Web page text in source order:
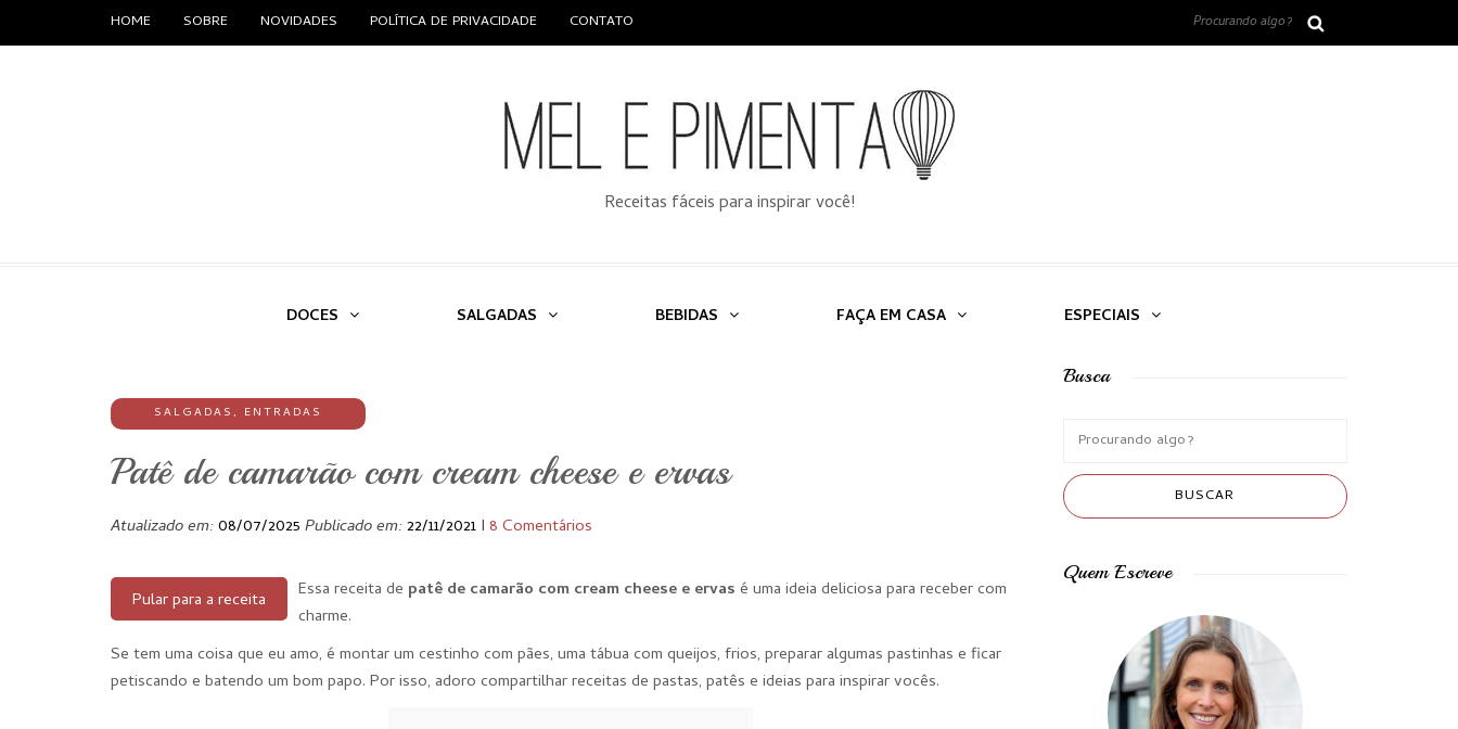
HOME SOBRE NOVIDADES POLÍTICA DE PRIVACIDADE CONTATO
Receitas fáceis para inspirar você!
DOCES SALGADAS BEBIDAS FAÇA EM CASA ESPECIAIS
SALGADAS, ENTRADAS
Patê de camarão com cream cheese e ervas
Atualizado em:08/07/2025 Publicado em:22/11/2021 I 8 Comentários
Pular para a receita Essa receita de patê de camarão com cream cheese e ervas é uma ideia deliciosa para receber com
charme.
Se tem uma coisa que eu amo, é montar um cestinho com pães, uma tábua com queijos, frios, preparar algumas pastinhas e ficar
petiscando e batendo um bom papo. Por isso, adoro compartilhar receitas de pastas, patês e ideias para inspirar vocês.
Busca
Quem Escreve